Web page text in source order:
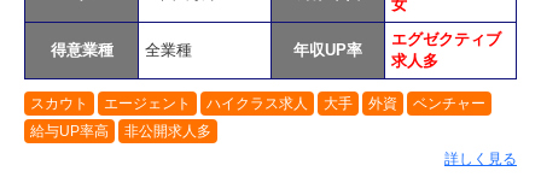
女
得意業種 全業種 年収UP率
エグゼクティブ
求人多
スカウト エージェント ハイクラス求人 大手 外資
ベンチャー
給与UP率高
非公開求人多
詳しく見る